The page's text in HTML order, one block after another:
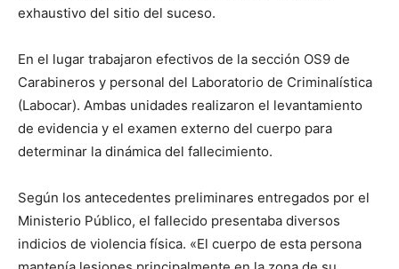
exhaustivo del sitio del suceso.
En el lugar trabajaron efectivos de la sección OS9 de
Carabineros y personal del Laboratorio de Criminalística
(Labocar). Ambas unidades realizaron el levantamiento
de evidencia y el examen externo del cuerpo para
determinar la dinámica del fallecimiento.
Según los antecedentes preliminares entregados por el
Ministerio Público, el fallecido presentaba diversos
indicios de violencia física. «El cuerpo de esta persona